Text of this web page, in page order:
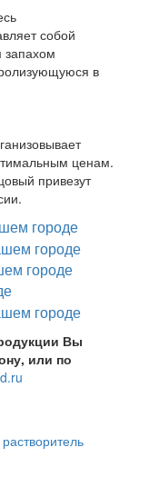
собой
запахом
в
ценам.
привезут
Вы
или по